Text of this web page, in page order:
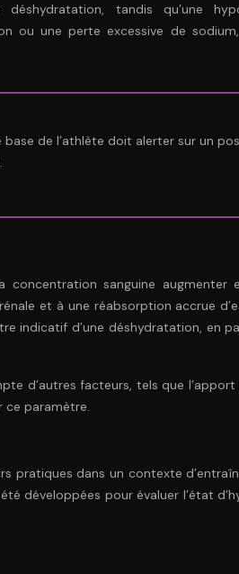
tandis qu’une
ou une perte excessive de
de l’athlète doit alerter sur un
sanguine augmenter
et à une réabsorption accrue
indicatif d’une déshydratation, en
d’autres facteurs, tels que
ce paramètre.
pratiques dans un contexte
développées pour évaluer l’état